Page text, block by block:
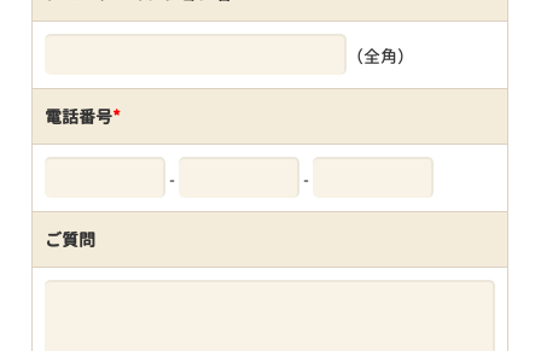
（全角）
電話番号*
- -
ご質問